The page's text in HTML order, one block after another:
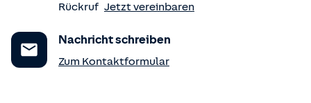
Rückruf Jetzt vereinbaren
Nachricht schreiben
Zum Kontaktformular